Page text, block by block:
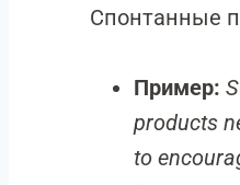
Спонтанные
Пример:
products
to